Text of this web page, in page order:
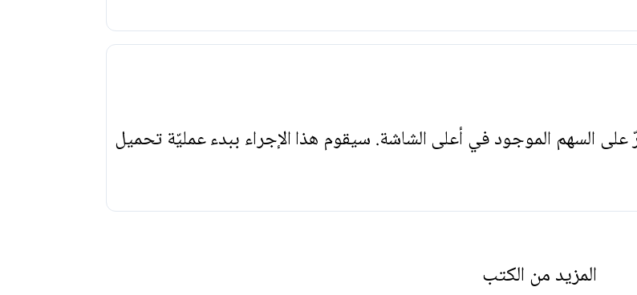
على السهم الموجود في أعلى الشاشة. سيقوم هذا الإجراء ببدء عمليّة تحميل
المزيد من الكتب